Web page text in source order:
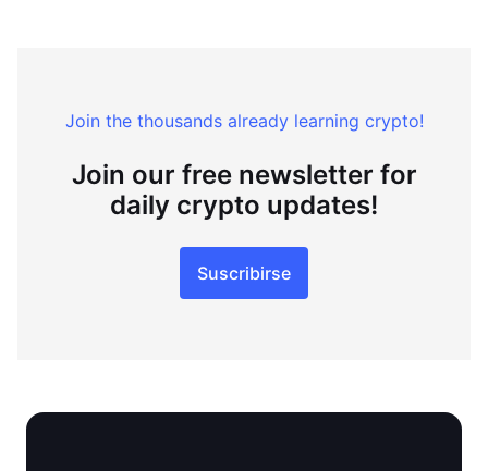
Join the thousands already learning crypto!
Join our free newsletter for
daily crypto updates!
Suscribirse